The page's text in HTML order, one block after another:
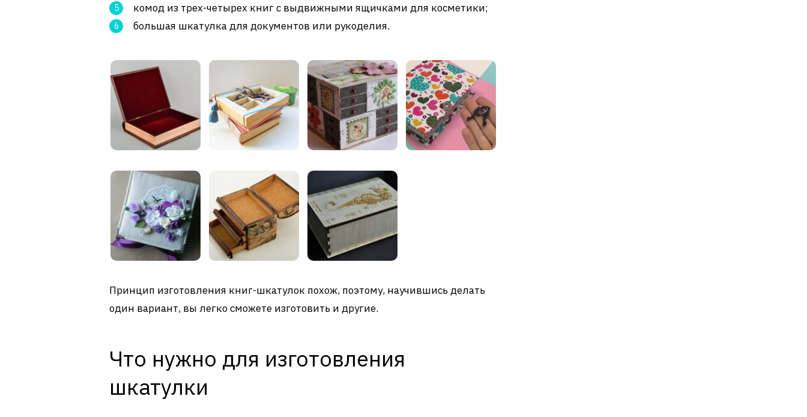
комод из трех-четырех книг с выдвижными ящичками для косметики;
большая шкатулка для документов или рукоделия.
Принцип изготовления книг-шкатулок похож, поэтому, научившись делать
один вариант, вы легко сможете изготовить и другие.
Что нужно для изготовления
шкатулки